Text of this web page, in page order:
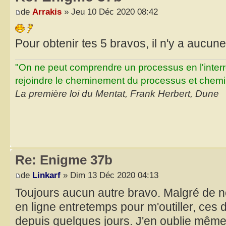
de Arrakis » Jeu 10 Déc 2020 08:42
Pour obtenir tes 5 bravos, il n'y a
"On ne peut comprendre un processus en
rejoindre le cheminement du processus et
La première loi du Mentat, Frank Herbert, Dune
Re: Enigme 37b
de Linkarf » Dim 13 Déc 2020 04:13
Toujours aucun autre bravo. Malgré de
en ligne entretemps pour m'outiller, ces
depuis quelques jours. J'en oublie